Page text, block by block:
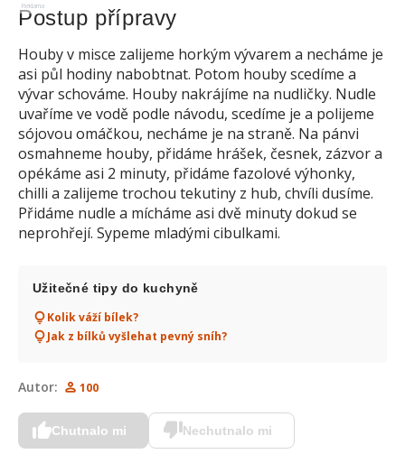
Reklama
Postup přípravy
Houby v misce zalijeme horkým vývarem a necháme je
asi půl hodiny nabobtnat. Potom houby scedíme a
vývar schováme. Houby nakrájíme na nudličky. Nudle
uvaříme ve vodě podle návodu, scedíme je a polijeme
sójovou omáčkou, necháme je na straně. Na pánvi
osmahneme houby, přidáme hrášek, česnek, zázvor a
opékáme asi 2 minuty, přidáme fazolové výhonky,
chilli a zalijeme trochou tekutiny z hub, chvíli dusíme.
Přidáme nudle a mícháme asi dvě minuty dokud se
neprohřejí. Sypeme mladými cibulkami.
Užitečné tipy do kuchyně
Kolik váží bílek?
Jak z bílků vyšlehat pevný sníh?
Autor: 100
Chutnalo mi Nechutnalo mi